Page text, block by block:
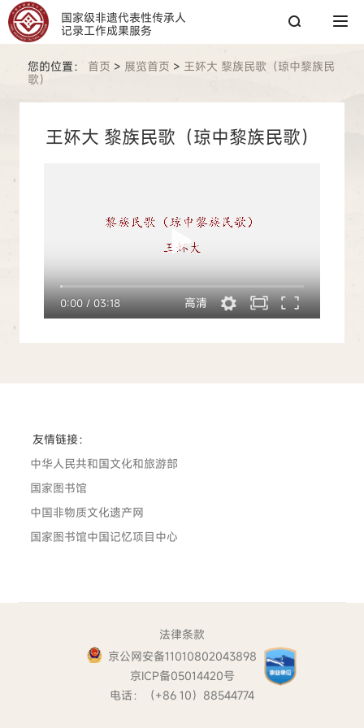
国家级非遗代表性传承人
记录工作成果服务
您的位置： 首页 > 展览首页 > 王妚大 黎族民歌（琼中黎族民
歌）
王妚大 黎族民歌（琼中黎族民歌）
0:00/03:18 高清
友情链接：
中华人民共和国文化和旅游部
国家图书馆
中国非物质文化遗产网
国家图书馆中国记忆项目中心
法律条款
京公网安备11010802043898
京ICP备05014420号
电话：（+86 10）88544774